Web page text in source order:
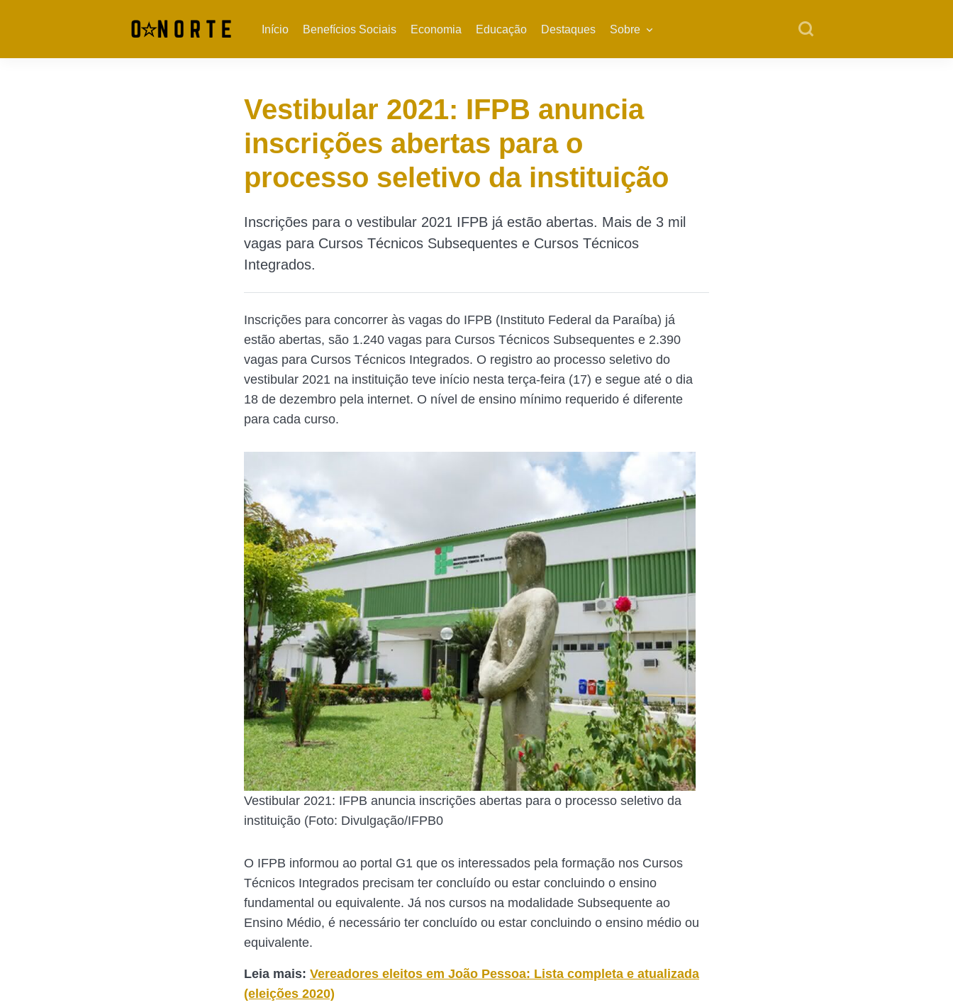
Início Benefícios Sociais Economia Educação Destaques Sobre
Vestibular 2021: IFPB anuncia
inscrições abertas para o
processo seletivo da instituição
Inscrições para o vestibular 2021 IFPB já estão abertas. Mais de 3 mil
vagas para Cursos Técnicos Subsequentes e Cursos Técnicos
Integrados.
Inscrições para concorrer às vagas do IFPB (Instituto Federal da Paraíba) já
estão abertas, são 1.240 vagas para Cursos Técnicos Subsequentes e 2.390
vagas para Cursos Técnicos Integrados. O registro ao processo seletivo do
vestibular 2021 na instituição teve início nesta terça-feira (17) e segue até o dia
18 de dezembro pela internet. O nível de ensino mínimo requerido é diferente
para cada curso.
Vestibular 2021: IFPB anuncia inscrições abertas para o processo seletivo da
instituição (Foto: Divulgação/IFPB0
O IFPB informou ao portal G1 que os interessados pela formação nos Cursos
Técnicos Integrados precisam ter concluído ou estar concluindo o ensino
fundamental ou equivalente. Já nos cursos na modalidade Subsequente ao
Ensino Médio, é necessário ter concluído ou estar concluindo o ensino médio ou
equivalente.
Leia mais: Vereadores eleitos em João Pessoa: Lista completa e atualizada
(eleições 2020)